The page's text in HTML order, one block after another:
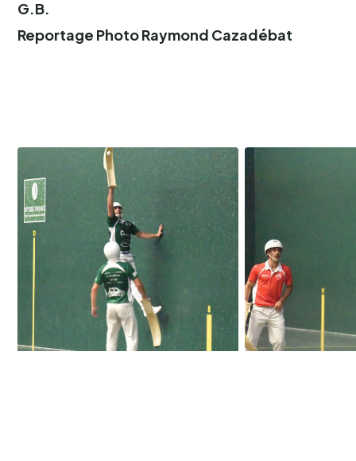
G.B.
Reportage Photo Raymond Cazadébat